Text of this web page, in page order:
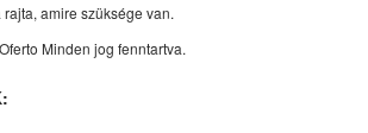
amire szüksége van.
Minden jog fenntartva.